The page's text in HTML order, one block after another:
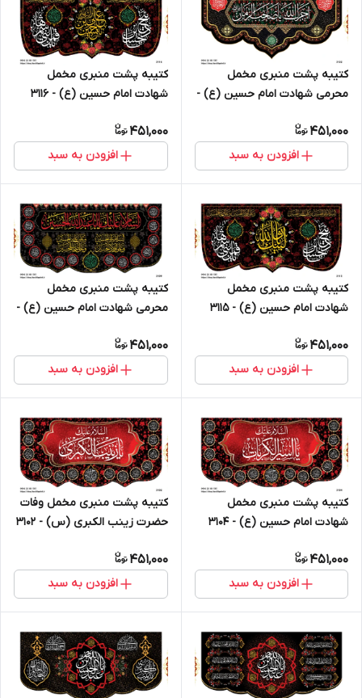
کتیبه پشت منبری مخمل
محرمی شهادت امام حسین (ع) -
451,000
افزودن به سبد
کتیبه پشت منبری مخمل
شهادت امام حسین (ع) - 3116
451,000
افزودن به سبد
کتیبه پشت منبری مخمل
شهادت امام حسین (ع) - 3115
451,000
افزودن به سبد
کتیبه پشت منبری مخمل
محرمی شهادت امام حسین (ع) -
451,000
افزودن به سبد
کتیبه پشت منبری مخمل
شهادت امام حسین (ع) - 3104
451,000
افزودن به سبد
کتیبه پشت منبری مخمل وفات
حضرت زینب الکبری (س) - 3102
451,000
افزودن به سبد